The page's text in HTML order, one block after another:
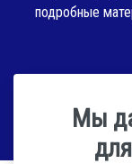
подробные
Мы